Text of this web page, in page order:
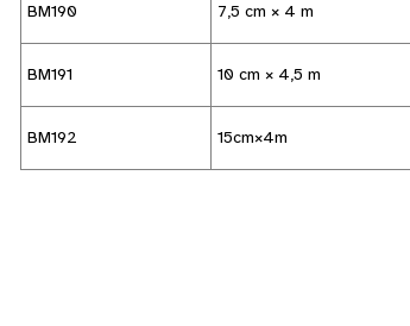
BM190 7,5 cm × 4 m
BM191 10 cm × 4,5 m
BM192 15cm×4m